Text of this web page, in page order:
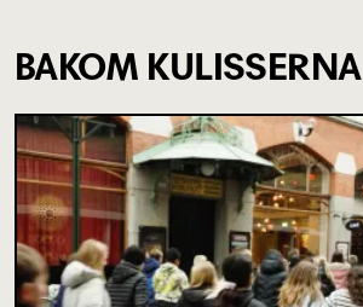
BAKOM KULISSERNA